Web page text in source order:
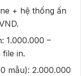
+ hệ thống ấn
1.000.000 –
in.
mẫu): 2.000.000